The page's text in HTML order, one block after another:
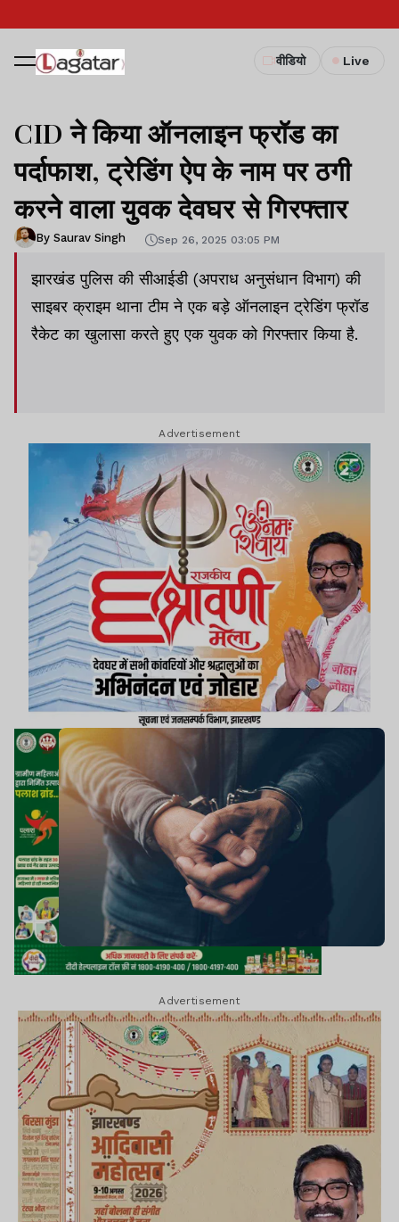
वीडियो Live
CID ने किया ऑनलाइन फ्रॉड का
पर्दाफाश, ट्रेडिंग ऐप के नाम पर ठगी
करने वाला युवक देवघर से गिरफ्तार
By Saurav Singh Sep 26, 2025 03:05 PM
झारखंड पुलिस की सीआईडी (अपराध अनुसंधान विभाग) की
साइबर क्राइम थाना टीम ने एक बड़े ऑनलाइन ट्रेडिंग फ्रॉड
रैकेट का खुलासा करते हुए एक युवक को गिरफ्तार किया है.
Advertisement
Advertisement